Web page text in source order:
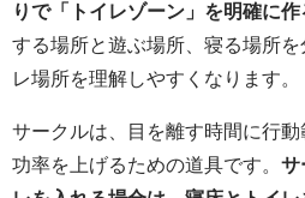
りで「トイレゾーン」を明確に作
する場所と遊ぶ場所、寝る場所
レ場所を理解しやすくなります。
サークルは、目を離す時間に行
功率を上げるための道具です。 サ